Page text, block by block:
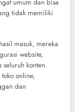
umum dan bisa
tidak memiliki
masuk, mereka
website,
konten.
online,
dan